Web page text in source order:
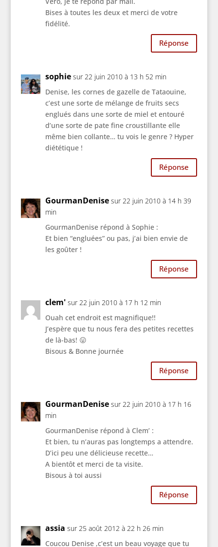
Bises à toutes les deux et merci de votre
fidélité.
Réponse
sophie sur 22 juin 2010 à 13 h 52 min
Denise, les cornes de gazelle de Tataouine,
c’est une sorte de mélange de fruits secs
englués dans une sorte de miel et entouré
d’une sorte de pate fine croustillante elle
même bien collante… tu vois le genre ? Hyper
diététique !
Réponse
GourmanDenise sur 22 juin 2010 à 14 h 39
min
GourmanDenise répond à Sophie :
Et bien “engluées” ou pas, j’ai bien envie de
les goûter !
Réponse
clem' sur 22 juin 2010 à 17 h 12 min
Ouah cet endroit est magnifique!!
J’espère que tu nous fera des petites recettes
de là-bas! 😛
Bisous & Bonne journée
Réponse
GourmanDenise sur 22 juin 2010 à 17 h 16
min
GourmanDenise répond à Clem’ :
Et bien, tu n’auras pas longtemps a attendre.
D’ici peu une délicieuse recette…
A bientôt et merci de ta visite.
Bisous à toi aussi
Réponse
assia sur 25 août 2012 à 22 h 26 min
Coucou Denise ,c’est un beau voyage que tu